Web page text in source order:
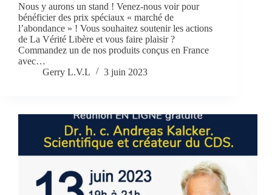
Nous y aurons un stand ! Venez-nous voir pour
bénéficier des prix spéciaux « marché de
l’abondance » ! Vous souhaitez soutenir les actions
de La Vérité Libère et vous faire plaisir ?
Commandez un de nos produits conçus en France
avec…
Gerry L.V.L
3 juin 2023